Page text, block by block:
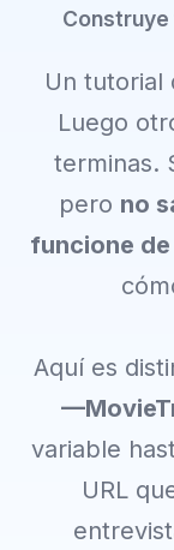
Un tutorial
Luego
terminas.
pero no
funcione
Aquí es
variable
URL